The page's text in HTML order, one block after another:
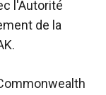
l'Autorité
de la